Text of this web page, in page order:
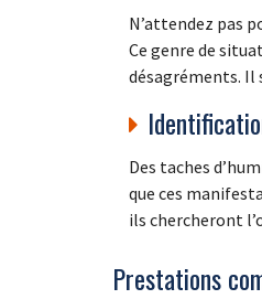
N’attendez pas
Ce genre de
désagréments. Il
Des taches
que ces
ils chercheront
Prestations